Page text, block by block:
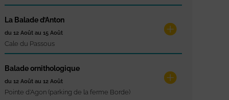
La Balade d’Anton
du 12 Août au 15 Août
Cale du Passous
Balade ornithologique
du 12 Août au 12 Août
Pointe d'Agon (parking de la ferme Borde)